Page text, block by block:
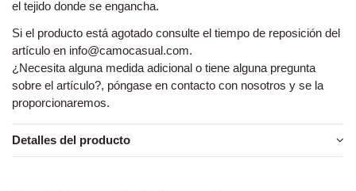
el tejido donde se engancha.
Si el producto está agotado consulte el tiempo de reposición del
artículo en info@camocasual.com.
¿Necesita alguna medida adicional o tiene alguna pregunta
sobre el artículo?, póngase en contacto con nosotros y se la
proporcionaremos.
Detalles del producto